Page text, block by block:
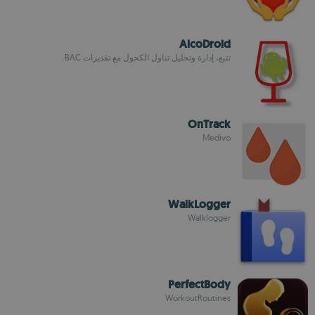
AlcoDroid
تتبع، إدارة وتحليل تناول الكحول مع تقديرات BAC
OnTrack
Medivo
WalkLogger
Walklogger
PerfectBody
WorkoutRoutines